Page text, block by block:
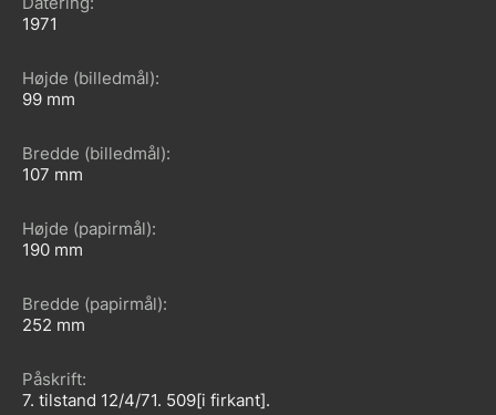
1971
Højde (billedmål)
99
Bredde (billedmål)
107
Højde (papirmål)
190
Bredde (papirmål)
252
Påskrift
7. tilstand 12/4/71. 509[i firkant].